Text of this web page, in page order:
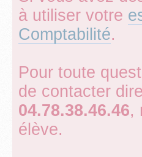
à utiliser votre
Comptabilité.
Pour toute
de contacter
04.78.38.46.46,
élève.